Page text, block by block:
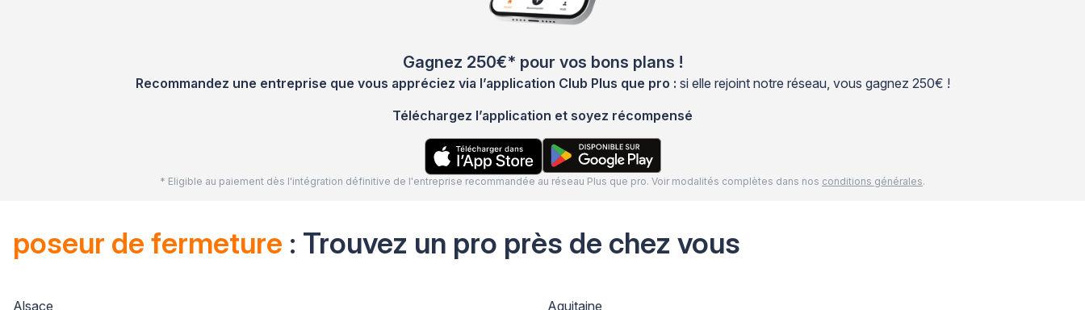
Gagnez 250€* pour vos bons plans !
Recommandez une entreprise que vous appréciez via l’application Club Plus que pro : si elle rejoint notre réseau, vous gagnez 250€ !
Téléchargez l’application et soyez récompensé
* Eligible au paiement dès l'intégration définitive de l'entreprise recommandée au réseau Plus que pro. Voir modalités complètes dans nos conditions générales.
poseur de fermeture : Trouvez un pro près de chez vous
Alsace Aquitaine